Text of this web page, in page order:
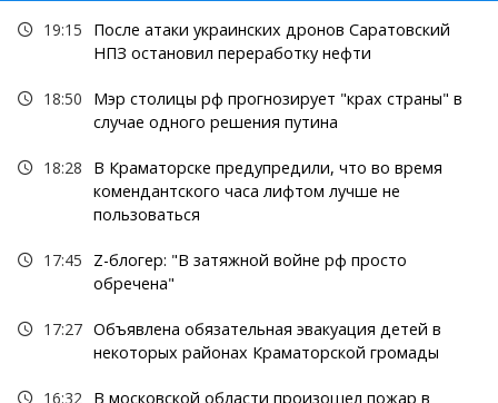
19:15
После атаки украинских дронов Саратовский
НПЗ остановил переработку нефти
18:50
Мэр столицы рф прогнозирует "крах страны" в
случае одного решения путина
18:28
В Краматорске предупредили, что во время
комендантского часа лифтом лучше не
пользоваться
17:45
Z-блогер: "В затяжной войне рф просто
обречена"
17:27 Объявлена обязательная эвакуация детей в
некоторых районах Краматорской громады
16:32 В московской области произошел пожар в